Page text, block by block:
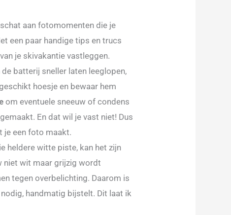
aan fotomomenten die je
een paar handige tips en trucs
je skivakantie vastleggen.
batterij sneller laten leeglopen,
hoesje en bewaar hem
om eventuele sneeuw of condens
En dat wil je vast niet! Dus
je een foto maakt.
heldere witte piste, kan het zijn
niet wit maar grijzig wordt
tegen overbelichting. Daarom is
handmatig bijstelt. Dit laat ik